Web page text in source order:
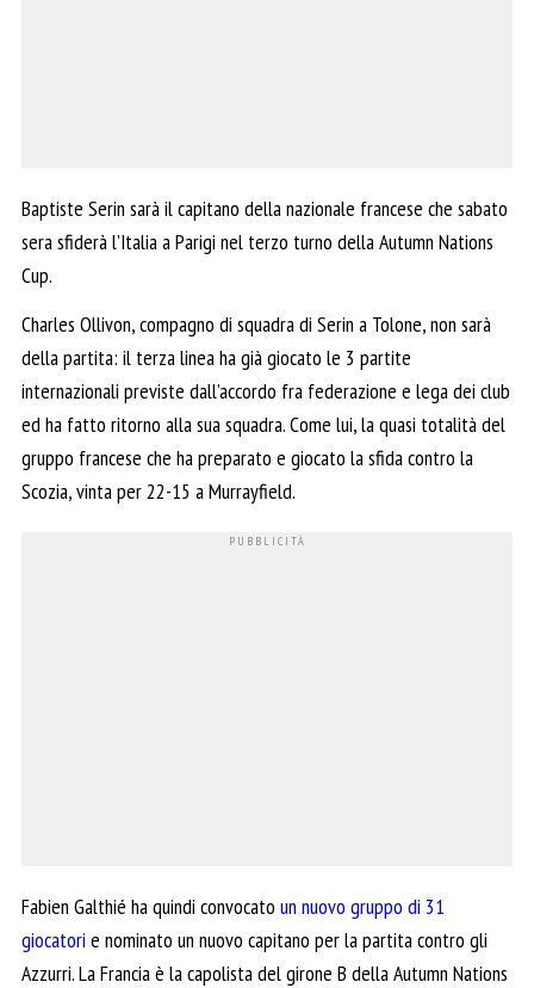
Baptiste Serin sarà il capitano della nazionale francese che sabato
sera sfiderà l’Italia a Parigi nel terzo turno della Autumn Nations
Cup.
Charles Ollivon, compagno di squadra di Serin a Tolone, non sarà
della partita: il terza linea ha già giocato le 3 partite
internazionali previste dall’accordo fra federazione e lega dei club
ed ha fatto ritorno alla sua squadra. Come lui, la quasi totalità del
gruppo francese che ha preparato e giocato la sfida contro la
Scozia, vinta per 22-15 a Murrayfield.
Fabien Galthié ha quindi convocato un nuovo gruppo di 31
giocatori e nominato un nuovo capitano per la partita contro gli
Azzurri. La Francia è la capolista del girone B della Autumn Nations